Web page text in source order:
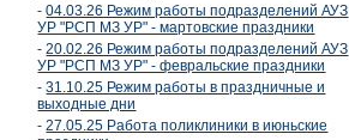
-04.03.26 Режим работы подразделений АУЗ
УР "РСП МЗ УР" - мартовские праздники
-20.02.26 Режим работы подразделений АУЗ
УР "РСП МЗ УР" - февральские праздники
-31.10.25 Режим работы в праздничные и
выходные дни
-27.05.25 Работа поликлиники в июньские